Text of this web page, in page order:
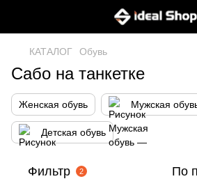
КАТАЛОГ Обувь
Сабо на танкетке
Женская обувь Мужская
Детская обувь
Фильтр 2 По